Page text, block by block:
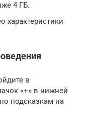
4 ГБ.
характеристики
в
«+» в нижней
подсказкам на